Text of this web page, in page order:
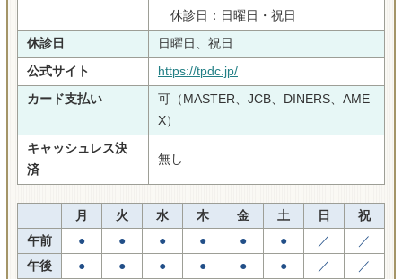
休診日：日曜日・祝日
休診日 日曜日、祝日
公式サイト https://tpdc.jp/
カード支払い
可（MASTER、JCB、DINERS、AME
X）
キャッシュレス決
済
無し
月 火 水 木 金 土 日
祝
午前
● ● ● ● ● ● ／
／
午後
● ● ● ● ● ● ／ ／